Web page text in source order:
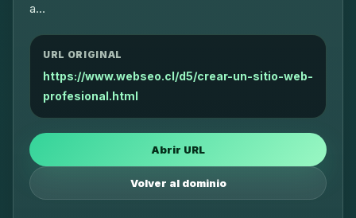
a…
URL ORIGINAL
https://www.webseo.cl/d5/crear-un-sitio-web-
profesional.html
Abrir URL
Volver al dominio